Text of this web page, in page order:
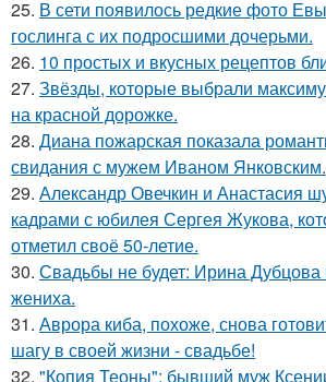
25. В сети появилось редкие фото
гослинга с их подросшими дочерьми.
26. 10 простых и вкусных рецептов
27. Звёзды, которые выбрали
на красной дорожке.
28. Диана пожарская показала
свидания с мужем Иваном Янковским.
29. Александр Овечкин и Анастасия
кадрами с юбилея Сергея Жукова,
отметил своё 50-летие.
30. Свадьбы не будет: Ирина Дубцова
жениха.
31. Аврора киба, похоже, снова
шагу в своей жизни - свадьбе!
32. "Копия Теоны": бывший муж